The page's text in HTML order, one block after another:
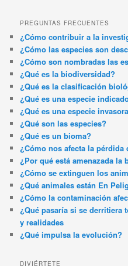
PREGUNTAS FRECUENTES
¿Cómo contribuir a la
¿Cómo las especies son
¿Cómo son nombradas las
¿Qué es la biodiversidad?
¿Qué es la clasificación
¿Qué es una especie
¿Qué es una especie
¿Qué son las especies?
¿Qué es un bioma?
¿Cómo nos afecta la
¿Por qué está amenazada la
¿Cómo se extinguen los
¿Qué animales están En
¿Cómo la contaminación
¿Qué pasaría si se derritiera
y realidades
¿Qué impulsa la evolución?
DIVIÉRTETE